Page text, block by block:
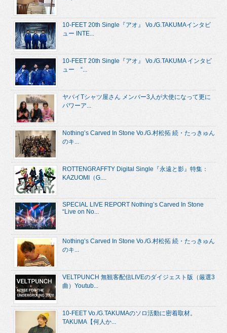
10-FEET 20th Single『アオ』 Vo./G.TAKUMAインタビ
ュー INTE...
10-FEET 20th Single『アオ』 Vo./G.TAKUMA インタビ
ュー “...
ヤバイTシャツ屋さん メンバー3人が大使になって更に
パワーア...
Nothing’s Carved In Stone Vo./G.村松拓 続・たっきゅん
のキ...
ROTTENGRAFFTY Digital Single『永遠と影』特集：
KAZUOMI（G....
SPECIAL LIVE REPORT Nothing’s Carved In Stone
“Live on No...
Nothing’s Carved In Stone Vo./G.村松拓 続・たっきゅん
のキ...
VELTPUNCH 無観客配信LIVEのダイジェスト版（厳選3
曲）Youtub...
10-FEET Vo./G.TAKUMAのソロ活動に密着取材。
TAKUMA【何人か...